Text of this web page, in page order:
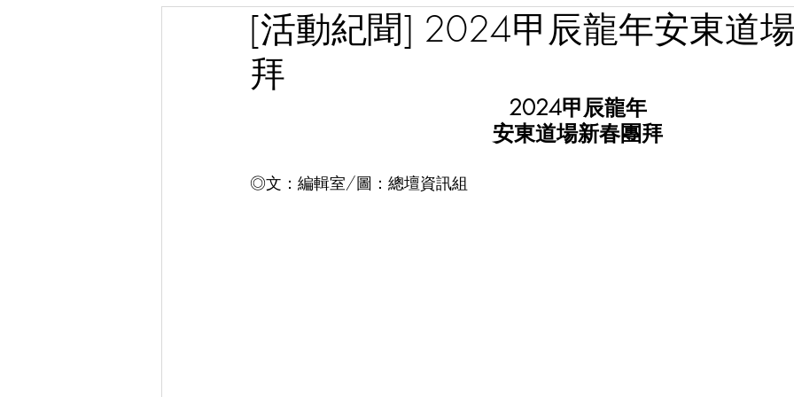
[活動紀聞] 2024甲辰龍年安東道
拜
2024甲辰龍年
安東道場新春團拜
◎文：編輯室/圖：總壇資訊組